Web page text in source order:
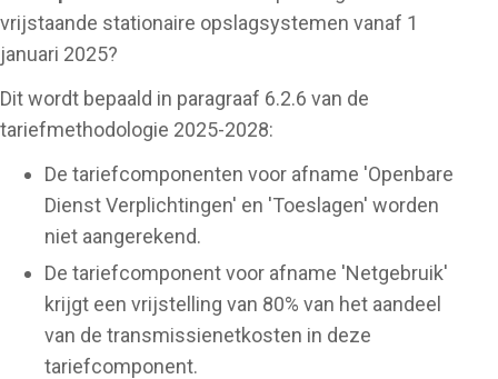
vrijstaande stationaire opslagsystemen vanaf 1
januari 2025?
Dit wordt bepaald in paragraaf 6.2.6 van de
tariefmethodologie 2025-2028:
De tariefcomponenten voor afname 'Openbare
Dienst Verplichtingen' en 'Toeslagen' worden
niet aangerekend.
De tariefcomponent voor afname 'Netgebruik'
krijgt een vrijstelling van 80% van het aandeel
van de transmissienetkosten in deze
tariefcomponent.